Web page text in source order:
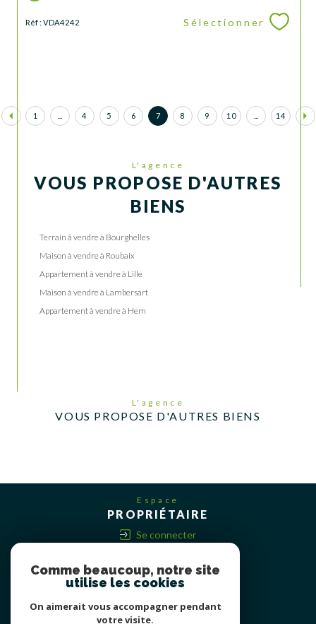
Réf : VDA4242 Sélectionner
1 4 5 6 7 8 9 10 14
L'agence
VOUS PROPOSE D'AUTRES
BIENS
Terrain à vendre à Bourghelles
Maison à vendre à Roubaix
Appartement à vendre à Lille
Maison à vendre à Lambersart
Appartement à vendre à Hem
L'agence
VOUS PROPOSE D'AUTRES BIENS
Espace
PROPRIÉTAIRE
Se connecter
Comme beaucoup, notre site
utilise les cookies
On aimerait vous accompagner pendant
votre visite.